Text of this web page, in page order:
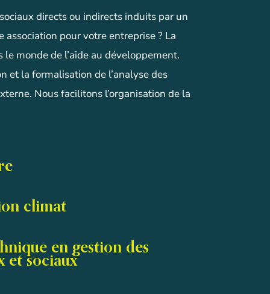
directs ou indirects induits par un
pour votre entreprise ? La
monde de l’aide au développement.
et la formalisation de l’analyse des
Nous facilitons l’organisation de la
climat
en gestion des
et sociaux